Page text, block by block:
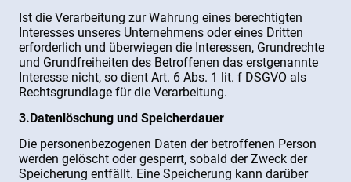
Ist die Verarbeitung zur Wahrung eines berechtigten
Interesses unseres Unternehmens oder eines Dritten
erforderlich und überwiegen die Interessen, Grundrechte
und Grundfreiheiten des Betroffenen das erstgenannte
Interesse nicht, so dient Art. 6 Abs. 1 lit. f DSGVO als
Rechtsgrundlage für die Verarbeitung.
3.Datenlöschung und Speicherdauer
Die personenbezogenen Daten der betroffenen Person
werden gelöscht oder gesperrt, sobald der Zweck der
Speicherung entfällt. Eine Speicherung kann darüber